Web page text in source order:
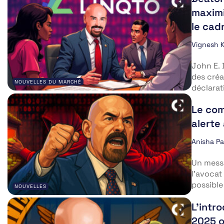
NOUVELLES DU MARCHÉ
le
Vignesh
John E.
des
NOUVELLES
Le
alerte
Anisha
Un
2025